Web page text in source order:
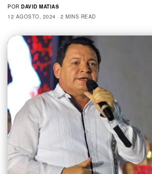
POR DAVID MATIAS
12 AGOSTO, 2024
2 MINS READ